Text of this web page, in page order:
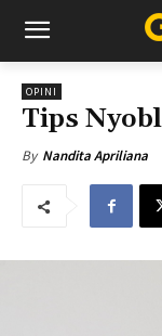
OPINI
Tips
By Nandita Apriliana